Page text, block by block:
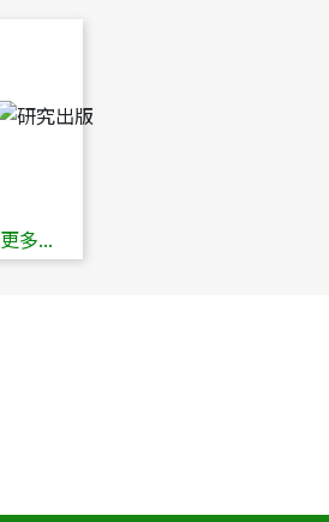
更多...